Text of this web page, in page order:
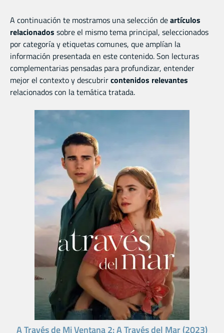
A continuación te mostramos una selección deartículos
relacionados sobre el mismo tema principal, seleccionados
por categoría y etiquetas comunes, que amplían la
información presentada en este contenido. Son lecturas
complementarias pensadas para profundizar, entender
mejor el contexto y descubrircontenidos relevantes
relacionados con la temática tratada.
A Través de Mi Ventana 2: A Través del Mar (2023)